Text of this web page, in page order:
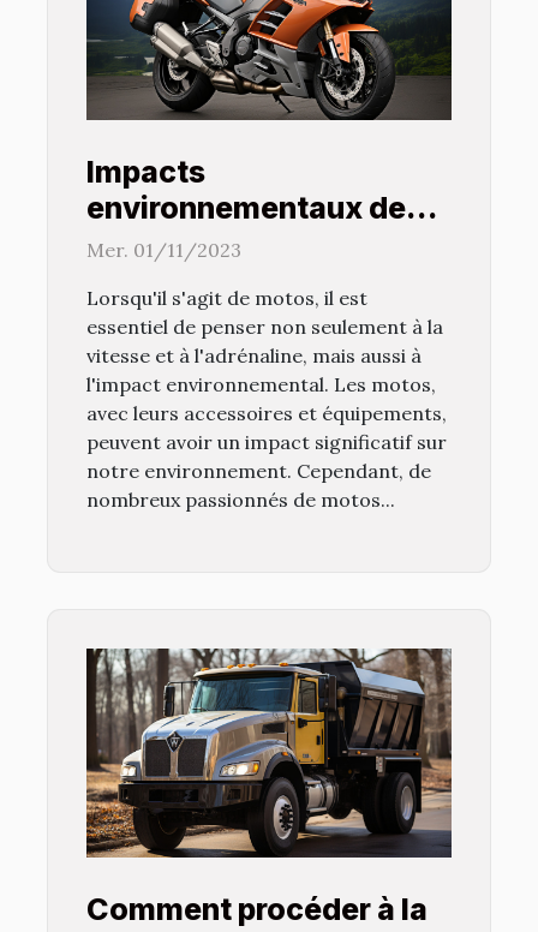
Impacts
environnementaux des
accessoires et
Mer. 01/11/2023
Lorsqu'il s'agit de motos, il est
essentiel de penser non seulement à la
vitesse et à l'adrénaline, mais aussi à
l'impact environnemental. Les motos,
avec leurs accessoires et équipements,
peuvent avoir un impact significatif sur
notre environnement. Cependant, de
nombreux passionnés de motos...
Comment procéder à la